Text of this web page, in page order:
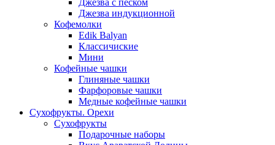
Джезва с песком
Джезва индукционной
Кофемолки
Edik Balyan
Классичиские
Мини
Кофейные чашки
Глиняные чашки
Фарфоровые чашки
Медные кофейные чашки
Сухофрукты. Орехи
Сухофрукты
Подарочные наборы